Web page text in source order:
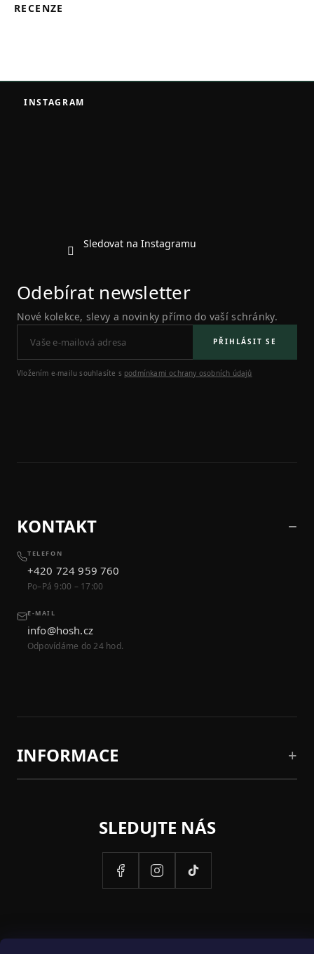
RECENZE
Z
INSTAGRAM
Sledovat na Instagramu
Odebírat newsletter
Nové kolekce, slevy a novinky přímo do vaší schránky.
PŘIHLÁSIT SE
Vložením e-mailu souhlasíte s podmínkami ochrany osobních údajů
KONTAKT
TELEFON
+420 724 959 760
Po–Pá 9:00 – 17:00
E-MAIL
info@hosh.cz
Odpovídáme do 24 hod.
INFORMACE
SLEDUJTE NÁS